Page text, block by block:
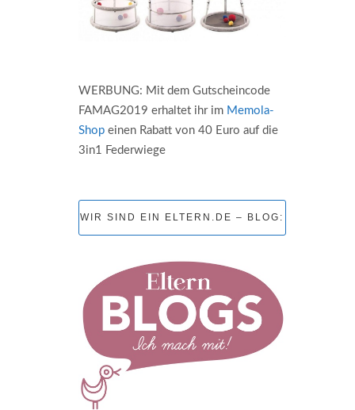
WERBUNG: Mit dem Gutscheincode
FAMAG2019 erhaltet ihr im Memola-
Shop einen Rabatt von 40 Euro auf die
3in1 Federwiege
WIR SIND EIN ELTERN.DE – BLOG: